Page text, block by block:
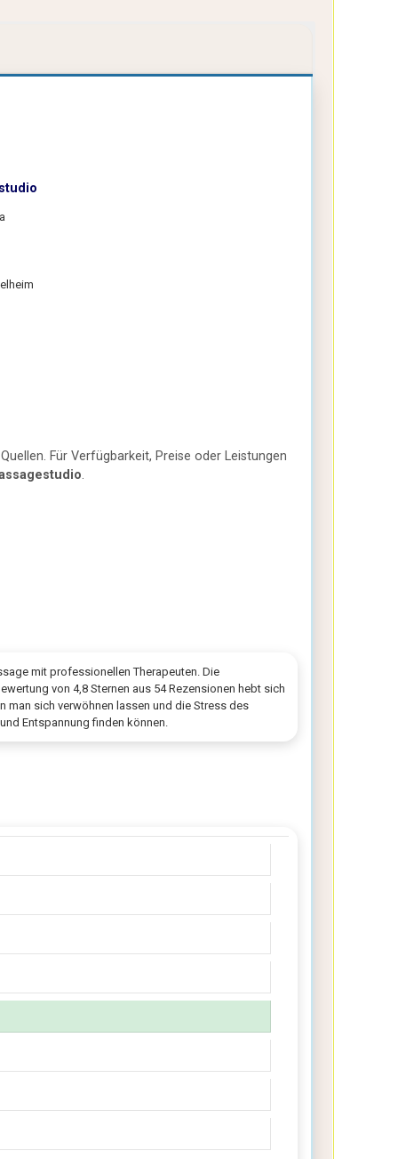
Für Verfügbarkeit, Preise oder Leistungen
.
mit professionellen Therapeuten. Die
von 4,8 Sternen aus 54 Rezensionen hebt sich
man sich verwöhnen lassen und die Stress des
Entspannung finden können.